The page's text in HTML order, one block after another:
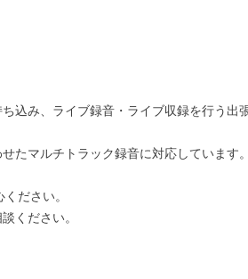
込み、ライブ録音・ライブ収録を行う出
たマルチトラック録音に対応しています。
ださい。
ください。